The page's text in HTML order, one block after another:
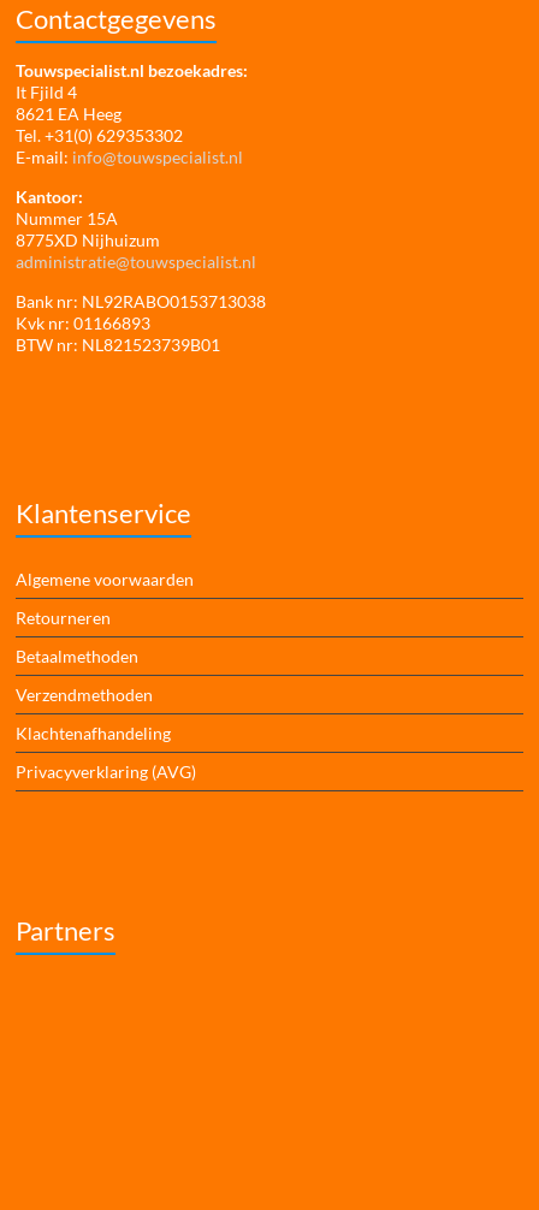
Contactgegevens
Touwspecialist.nl bezoekadres:
It Fjild 4
8621 EA Heeg
Tel. +31(0) 629353302
E-mail: info@touwspecialist.nl
Kantoor:
Nummer 15A
8775XD Nijhuizum
administratie@touwspecialist.nl
Bank nr: NL92RABO0153713038
Kvk nr: 01166893
BTW nr: NL821523739B01
Klantenservice
Algemene voorwaarden
Retourneren
Betaalmethoden
Verzendmethoden
Klachtenafhandeling
Privacyverklaring (AVG)
Partners